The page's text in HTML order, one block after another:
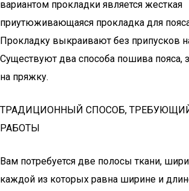
вариантом прокладки является жесткая
приутюживающаяся прокладка для
Прокладку выкраивают без припусков
Существуют два способа пошива пояса,
на пряжку.
ТРАДИЦИОННЫЙ СПОСОБ,
РАБОТЫ
Вам потребуется две полосы ткани,
каждой из которых равна ширине и